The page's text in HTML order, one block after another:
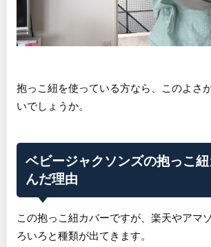
抱っこ紐を使っている方なら、このよさ
いでしょうか。
ベビージャクソンズの抱っこ
んだ理由
この抱っこ紐カバーですが、楽天やアマ
ろいろと種類が出てきます。